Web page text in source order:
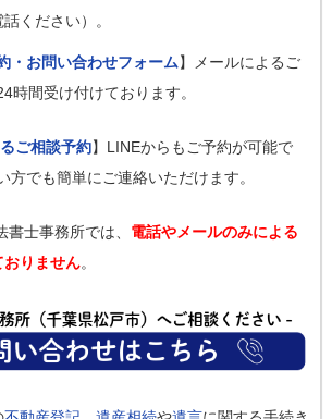
ください）。
・お問い合わせフォーム】メールによるご
時間受け付けております。
ご相談予約】LINEからもご予約が可能で
方でも簡単にご連絡いただけます。
士事務所では、 電話やメールのみによる
おりません。